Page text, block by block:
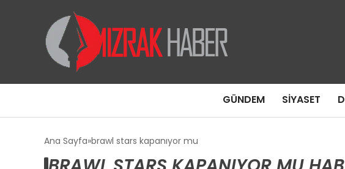
GÜNDEM SIYASET
Ana Sayfa brawl stars kapanıyor mu